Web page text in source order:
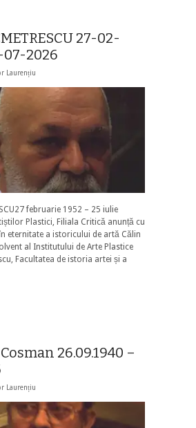
27-02-
07-2026
Laurențiu
februarie 1952 – 25 iulie
Plastici, Filiala Critică anunță cu
eternitate a istoricului de artă Călin
al Institutului de Arte Plastice
Facultatea de istoria artei și a
26.09.1940 –
Laurențiu